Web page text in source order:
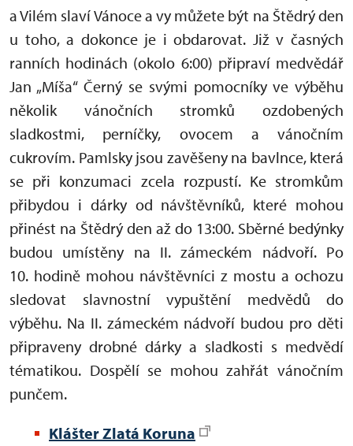
a Vilém slaví Vánoce a vy můžete být na Štědrý den
u toho, a dokonce je i obdarovat. Již v časných
ranních hodinách (okolo 6:00) připraví medvědář
Jan „Míša“ Černý se svými pomocníky ve výběhu
několik vánočních stromků ozdobených
sladkostmi, perníčky, ovocem a vánočním
cukrovím. Pamlsky jsou zavěšeny na bavlnce, která
se při konzumaci zcela rozpustí. Ke stromkům
přibydou i dárky od návštěvníků, které mohou
přinést na Štědrý den až do 13:00. Sběrné bedýnky
budou umístěny na II. zámeckém nádvoří. Po
10. hodině mohou návštěvníci z mostu a ochozu
sledovat slavnostní vypuštění medvědů do
výběhu. Na II. zámeckém nádvoří budou pro děti
připraveny drobné dárky a sladkosti s medvědí
tématikou. Dospělí se mohou zahřát vánočním
punčem.
Klášter Zlatá Koruna